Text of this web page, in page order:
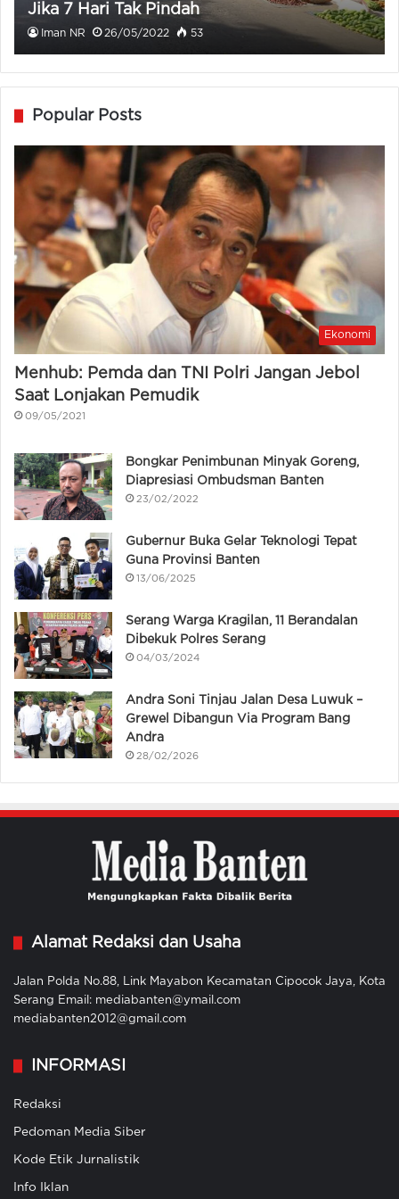
Jika 7 Hari Tak Pindah
Iman NR 26/05/2022 53
Popular Posts
Ekonomi
Menhub: Pemda dan TNI Polri Jangan Jebol
Saat Lonjakan Pemudik
09/05/2021
Bongkar Penimbunan Minyak Goreng,
Diapresiasi Ombudsman Banten
23/02/2022
Gubernur Buka Gelar Teknologi Tepat
Guna Provinsi Banten
13/06/2025
Serang Warga Kragilan, 11 Berandalan
Dibekuk Polres Serang
04/03/2024
Andra Soni Tinjau Jalan Desa Luwuk –
Grewel Dibangun Via Program Bang
Andra
28/02/2026
Alamat Redaksi dan Usaha
Jalan Polda No.88, Link Mayabon Kecamatan Cipocok Jaya, Kota
Serang Email: mediabanten@ymail.com
mediabanten2012@gmail.com
INFORMASI
Redaksi
Pedoman Media Siber
Kode Etik Jurnalistik
Info Iklan